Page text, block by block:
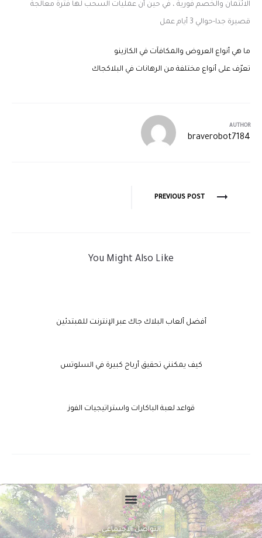
الائتمان والخصم فورية ، في حين أن عمليات السحب لها فترة معالجة
قصيرة جدا-حوالي 3 أيام عمل
ما هي أنواع العروض والمكافآت في الكازينو
تعرّف على أنواع مختلفة من الرهانات في البلاكجاك
AUTHOR
braverobot7184
PREVIOUS POST
You Might Also Like
أفضل ألعاب البلاك جاك عبر الإنترنت للمبتدئين
كيف يمكنني تحقيق أرباح كبيرة في السلوتس
قواعد لعبة الباكارات واستراتيجيات الفوز
التواصل الاجتماعي